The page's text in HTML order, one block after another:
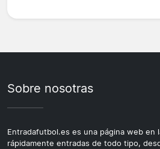
Sobre nosotras
Entradafutbol.es es una página web en
rápidamente entradas de todo tipo,